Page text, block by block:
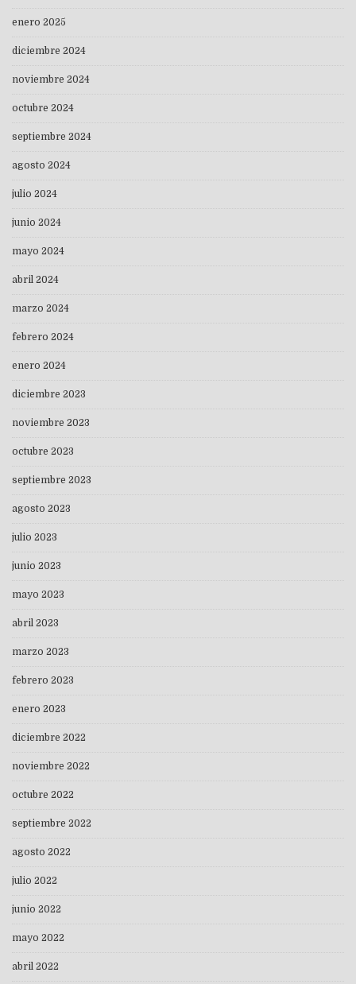
enero 2025
diciembre 2024
noviembre 2024
octubre 2024
septiembre 2024
agosto 2024
julio 2024
junio 2024
mayo 2024
abril 2024
marzo 2024
febrero 2024
enero 2024
diciembre 2023
noviembre 2023
octubre 2023
septiembre 2023
agosto 2023
julio 2023
junio 2023
mayo 2023
abril 2023
marzo 2023
febrero 2023
enero 2023
diciembre 2022
noviembre 2022
octubre 2022
septiembre 2022
agosto 2022
julio 2022
junio 2022
mayo 2022
abril 2022